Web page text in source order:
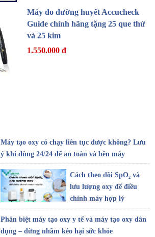
Máy đo đường huyết Accucheck
Guide chính hãng tặng 25 que thử
và 25 kim
1.550.000 đ
Máy tạo oxy có chạy liên tục được không? Lưu
ý khi dùng 24/24 để an toàn và bền máy
Cách theo dõi SpO₂ và
lưu lượng oxy để điều
chỉnh máy hợp lý
Phân biệt máy tạo oxy y tế và máy tạo oxy dân
dụng – đừng nhầm kẻo hại sức khỏe